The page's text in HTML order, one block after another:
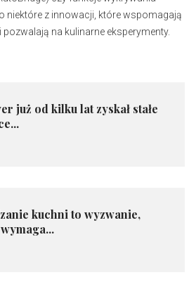
niektóre z innowacji, które wspomagają
na kulinarne eksperymenty.
już od kilku lat zyskał stałe
kuchni to wyzwanie,